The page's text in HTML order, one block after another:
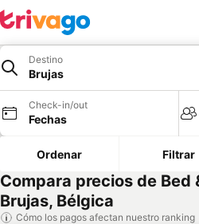
Destino
Brujas
Check-in/out
Fechas
Ordenar Filtrar
Compara precios de Bed
Brujas, Bélgica
Cómo los pagos afectan nuestro ranking